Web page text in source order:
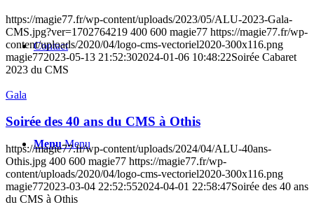
Contact
Menu Menu
https://magie77.fr/wp-content/uploads/2023/05/ALU-2023-Gala-
CMS.jpg?ver=1702764219 400 600 magie77 https://magie77.fr/wp-
content/uploads/2020/04/logo-cms-vectoriel2020-300x116.png
magie772023-05-13 21:52:302024-01-06 10:48:22Soirée Cabaret
2023 du CMS
Gala
Soirée des 40 ans du CMS à Othis
https://magie77.fr/wp-content/uploads/2024/04/ALU-40ans-
Othis.jpg 400 600 magie77 https://magie77.fr/wp-
content/uploads/2020/04/logo-cms-vectoriel2020-300x116.png
magie772023-03-04 22:52:552024-04-01 22:58:47Soirée des 40 ans
du CMS à Othis